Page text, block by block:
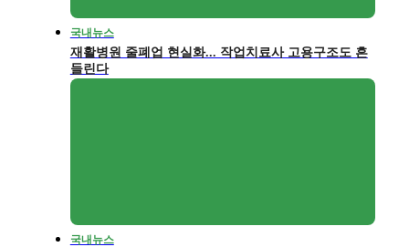
국내뉴스
재활병원 줄폐업 현실화... 작업치료사 고용구조도 흔
들린다
국내뉴스